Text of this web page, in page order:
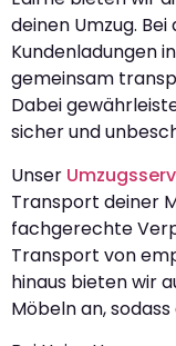
deinen Umzug.
Kundenladungen
gemeinsam
Dabei
sicher und
Unser
Transport deiner
fachgerechte
Transport von
hinaus bieten wir
Möbeln an,